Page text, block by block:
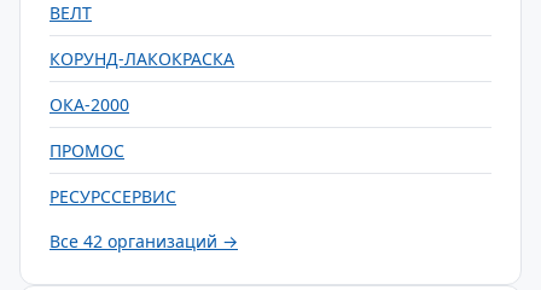
ВЕЛТ
КОРУНД-ЛАКОКРАСКА
ОКА-2000
ПРОМОС
РЕСУРССЕРВИС
Все 42 организаций →